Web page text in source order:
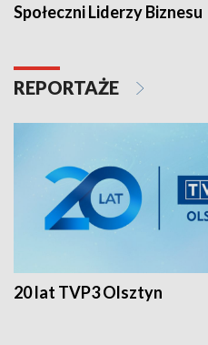
Społeczni Liderzy Biznesu
REPORTAŻE
20 lat TVP3 Olsztyn